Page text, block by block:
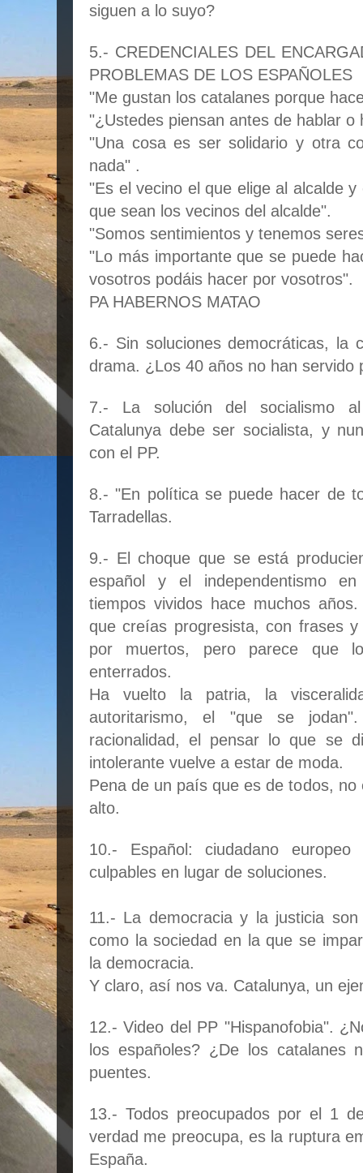
siguen a lo suyo?
5.- CREDENCIALES DEL
PROBLEMAS DE LOS ESPAÑOLES
"Me gustan los catalanes porque
"¿Ustedes piensan antes de hablar o
"Una cosa es ser solidario y otra
nada" .
"Es el vecino el que elige al alcalde
que sean los vecinos del alcalde".
"Somos sentimientos y tenemos
"Lo más importante que se puede
vosotros podáis hacer por vosotros".
PA HABERNOS MATAO
6.- Sin soluciones democráticas, la
drama. ¿Los 40 años no han servido
7.- La solución del socialismo
Catalunya debe ser socialista, y
con el PP.
8.- "En política se puede hacer de
Tarradellas.
9.- El choque que se está
español y el independentismo
tiempos vividos hace muchos
que creías progresista, con frases
por muertos, pero parece que
enterrados.
Ha vuelto la patria, la
autoritarismo, el "que se
racionalidad, el pensar lo que se
intolerante vuelve a estar de moda.
Pena de un país que es de todos,
alto.
10.- Español: ciudadano europeo
culpables en lugar de soluciones.
11.- La democracia y la justicia
como la sociedad en la que se
la democracia.
Y claro, así nos va. Catalunya, un
12.- Video del PP "Hispanofobia".
los españoles? ¿De los catalanes
puentes.
13.- Todos preocupados por el 1
verdad me preocupa, es la ruptura
España.